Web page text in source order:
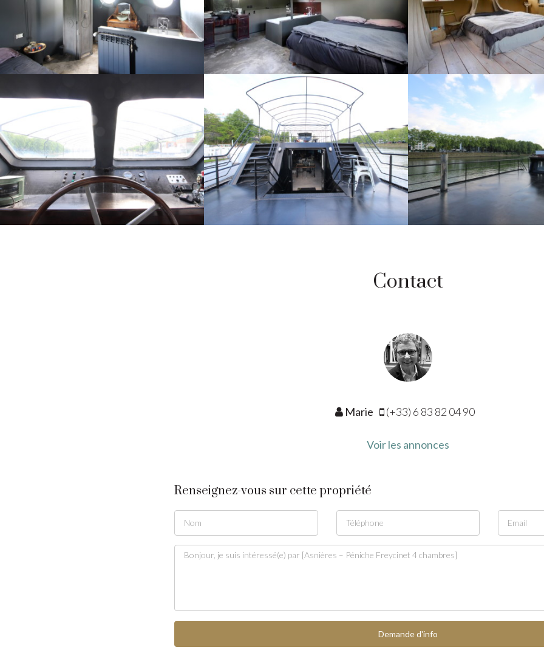
Contact
Marie (+33) 6 83 82 04 90
Voir les annonces
Renseignez-vous sur cette propriété
Demande d'info